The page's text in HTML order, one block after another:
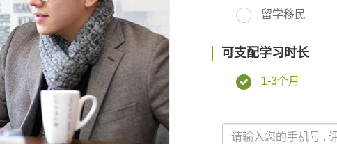
留学移民
可支配学习时长
1-3个月